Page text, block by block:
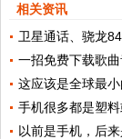
相关资讯
卫星通话、骁龙
一招免费下载歌
这应该是全球最
手机很多都是塑
以前是手机，后